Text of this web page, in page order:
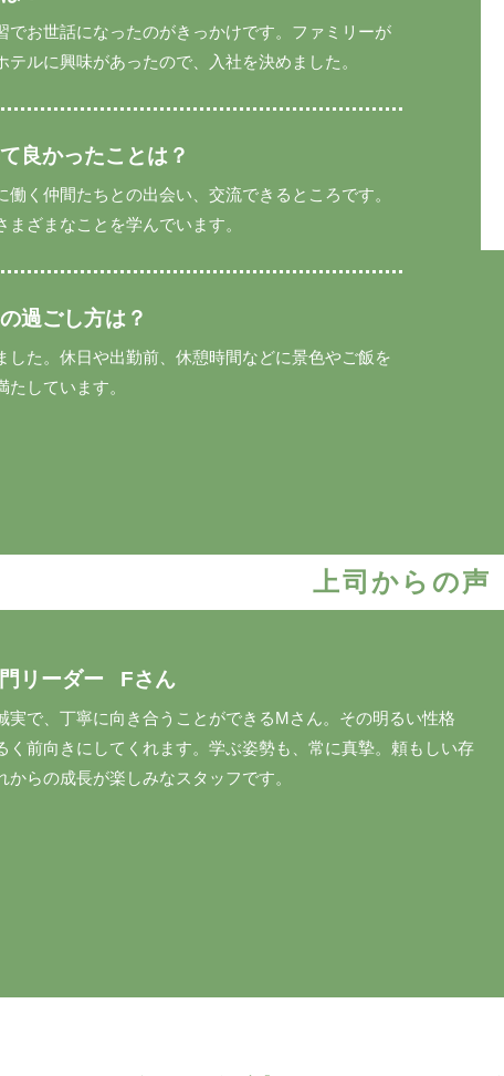
でお世話になったのがきっかけです。ファミリーが
テルに興味があったので、入社を決めました。
良かったことは？
働く仲間たちとの出会い、交流できるところです。
まざまなことを学んでいます。
過ごし方は？
した。休日や出勤前、休憩時間などに景色やご飯を
しています。
上司からの声
リーダー Fさん
実で、丁寧に向き合うことができるMさん。その明るい性格
く前向きにしてくれます。学ぶ姿勢も、常に真摯。頼もしい存
からの成長が楽しみなスタッフです。